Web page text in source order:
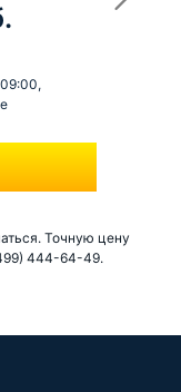
Точную цену
444-64-49.